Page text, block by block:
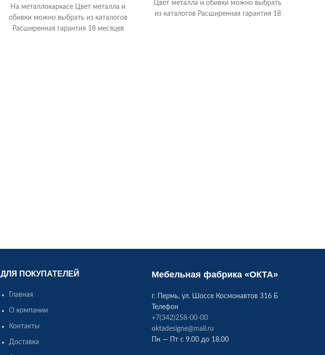
На металлокаркасе Цвет металла и
обивки можно выбрать из каталогов
Расширенная гарантия 18 месяцев
Цвет металла и обивки можно выбрать
из каталогов Расширенная гарантия 18
ДЛЯ ПОКУПАТЕЛЕЙ
Главная
О компании
Контакты
Доставка
Мебельная фабрика «ОКТА»
г. Пермь, ул. Шоссе Космонавтов 316 Б
Телефон
+7(342)258-00-00
oktadesigne@mail.ru
Пн — Пт с 9.00 до 18.00